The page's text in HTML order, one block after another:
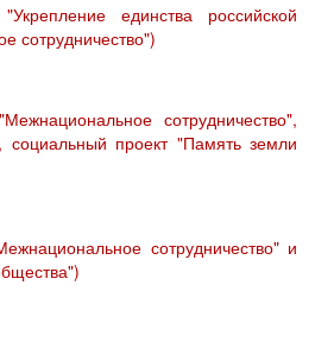
единства российской
сотрудничество")
сотрудничество",
социальный проект "Память земли
сотрудничество" и